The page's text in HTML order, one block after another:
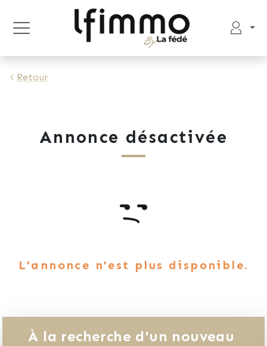
Retour
Annonce désactivée
L'annonce n'est plus disponible.
À la recherche d'un nouveau